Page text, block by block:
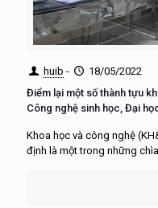
huib -
18/05/2022
Điểm lại một số thành tựu
Công nghệ sinh học, Đại
Khoa học và công nghệ
định là một trong những chìa